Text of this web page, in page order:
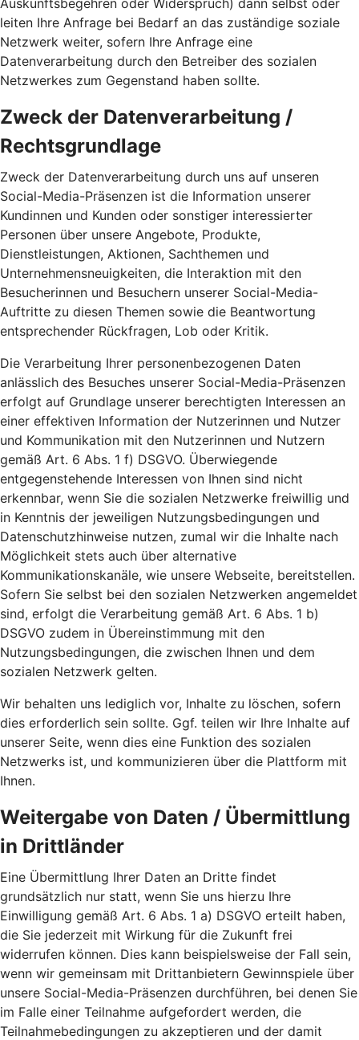
Auskunftsbegehren oder Widerspruch) dann selbst oder
leiten Ihre Anfrage bei Bedarf an das zuständige soziale
Netzwerk weiter, sofern Ihre Anfrage eine
Datenverarbeitung durch den Betreiber des sozialen
Netzwerkes zum Gegenstand haben sollte.
Zweck der Datenverarbeitung /
Rechtsgrundlage
Zweck der Datenverarbeitung durch uns auf unseren
Social-Media-Präsenzen ist die Information unserer
Kundinnen und Kunden oder sonstiger interessierter
Personen über unsere Angebote, Produkte,
Dienstleistungen, Aktionen, Sachthemen und
Unternehmensneuigkeiten, die Interaktion mit den
Besucherinnen und Besuchern unserer Social-Media-
Auftritte zu diesen Themen sowie die Beantwortung
entsprechender Rückfragen, Lob oder Kritik.
Die Verarbeitung Ihrer personenbezogenen Daten
anlässlich des Besuches unserer Social-Media-Präsenzen
erfolgt auf Grundlage unserer berechtigten Interessen an
einer effektiven Information der Nutzerinnen und Nutzer
und Kommunikation mit den Nutzerinnen und Nutzern
gemäß Art. 6 Abs. 1 f) DSGVO. Überwiegende
entgegenstehende Interessen von Ihnen sind nicht
erkennbar, wenn Sie die sozialen Netzwerke freiwillig und
in Kenntnis der jeweiligen Nutzungsbedingungen und
Datenschutzhinweise nutzen, zumal wir die Inhalte nach
Möglichkeit stets auch über alternative
Kommunikationskanäle, wie unsere Webseite, bereitstellen.
Sofern Sie selbst bei den sozialen Netzwerken angemeldet
sind, erfolgt die Verarbeitung gemäß Art. 6 Abs. 1 b)
DSGVO zudem in Übereinstimmung mit den
Nutzungsbedingungen, die zwischen Ihnen und dem
sozialen Netzwerk gelten.
Wir behalten uns lediglich vor, Inhalte zu löschen, sofern
dies erforderlich sein sollte. Ggf. teilen wir Ihre Inhalte auf
unserer Seite, wenn dies eine Funktion des sozialen
Netzwerks ist, und kommunizieren über die Plattform mit
Ihnen.
Weitergabe von Daten / Übermittlung
in Drittländer
Eine Übermittlung Ihrer Daten an Dritte findet
grundsätzlich nur statt, wenn Sie uns hierzu Ihre
Einwilligung gemäß Art. 6 Abs. 1 a) DSGVO erteilt haben,
die Sie jederzeit mit Wirkung für die Zukunft frei
widerrufen können. Dies kann beispielsweise der Fall sein,
wenn wir gemeinsam mit Drittanbietern Gewinnspiele über
unsere Social-Media-Präsenzen durchführen, bei denen Sie
im Falle einer Teilnahme aufgefordert werden, die
Teilnahmebedingungen zu akzeptieren und der damit